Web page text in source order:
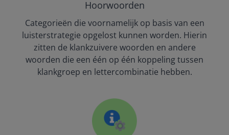
Hoorwoorden
Categorieën die voornamelijk op basis van een
luisterstrategie opgelost kunnen worden. Hierin
zitten de klankzuivere woorden en andere
woorden die een één op één koppeling tussen
klankgroep en lettercombinatie hebben.